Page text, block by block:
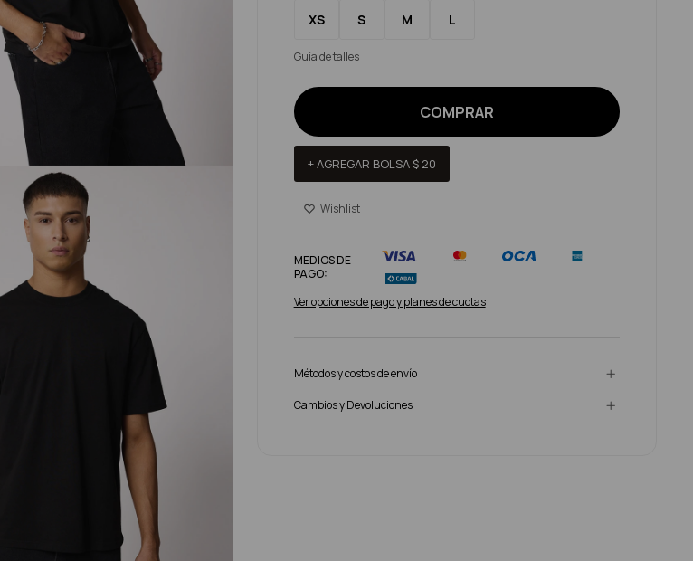
XS S M L
Guía de talles
COMPRAR
+ AGREGAR BOLSA$ 20
MEDIOS DE
PAGO:
Ver opciones de pago y planes de cuotas
Métodos y costos de envío
Cambios y Devoluciones